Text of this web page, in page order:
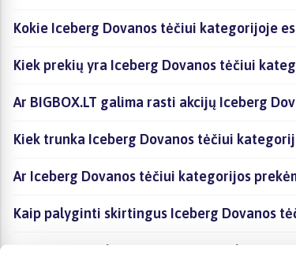
Kokie Iceberg Dovanos tėčiui kategorijoje
Kiek prekių yra Iceberg Dovanos tėčiui
Ar BIGBOX.LT galima rasti akcijų Iceberg
Kiek trunka Iceberg Dovanos tėčiui
Ar Iceberg Dovanos tėčiui kategorijos
Kaip palyginti skirtingus Iceberg Dovanos
Kaip įsigyti Iceberg Dovanos tėčiui